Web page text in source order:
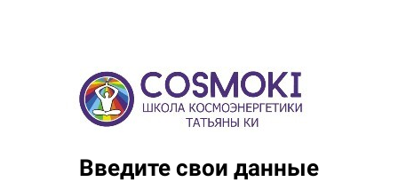
Введите свои данные